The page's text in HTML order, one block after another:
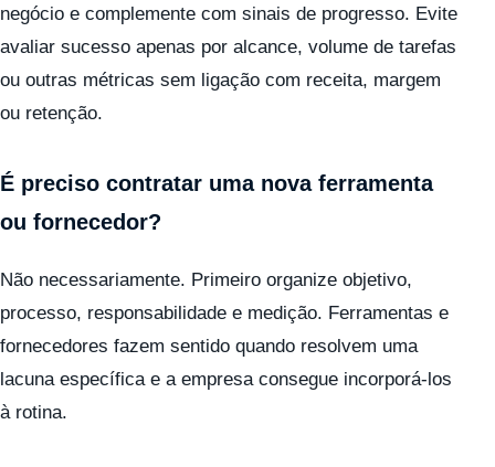
negócio e complemente com sinais de progresso. Evite
avaliar sucesso apenas por alcance, volume de tarefas
ou outras métricas sem ligação com receita, margem
ou retenção.
É preciso contratar uma nova ferramenta
ou fornecedor?
Não necessariamente. Primeiro organize objetivo,
processo, responsabilidade e medição. Ferramentas e
fornecedores fazem sentido quando resolvem uma
lacuna específica e a empresa consegue incorporá-los
à rotina.